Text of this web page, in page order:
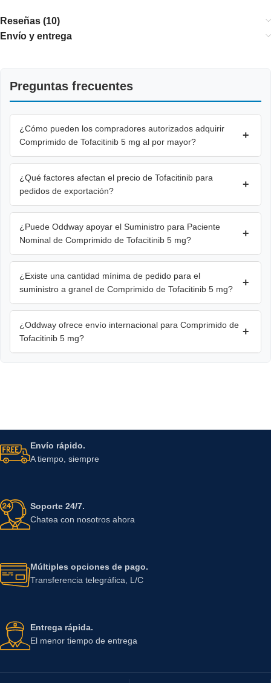
Reseñas (10)
Envío y entrega
Preguntas frecuentes
¿Cómo pueden los compradores autorizados adquirir
Comprimido de Tofacitinib 5 mg al por mayor?
+
¿Qué factores afectan el precio de Tofacitinib para
pedidos de exportación?
+
¿Puede Oddway apoyar el Suministro para Paciente
Nominal de Comprimido de Tofacitinib 5 mg?
+
¿Existe una cantidad mínima de pedido para el
suministro a granel de Comprimido de Tofacitinib 5 mg?
+
¿Oddway ofrece envío internacional para Comprimido de
Tofacitinib 5 mg?
+
Envío rápido.
A tiempo, siempre
Soporte 24/7.
Chatea con nosotros ahora
Múltiples opciones de pago.
Transferencia telegráfica, L/C
Entrega rápida.
El menor tiempo de entrega